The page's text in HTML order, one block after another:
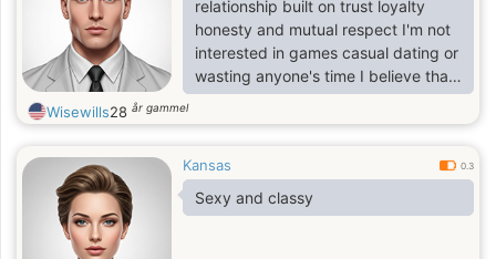
relationship built on trust loyalty
honesty and mutual respect I'm not
interested in games casual dating or
wasting anyone's time I believe that
a strong relationship comes from
good communication understanding
partners.
Wisewills28 år gammel
Kansas 0.3
Sexy and classy